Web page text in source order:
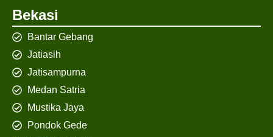
Bekasi
Bantar Gebang
Jatiasih
Jatisampurna
Medan Satria
Mustika Jaya
Pondok Gede